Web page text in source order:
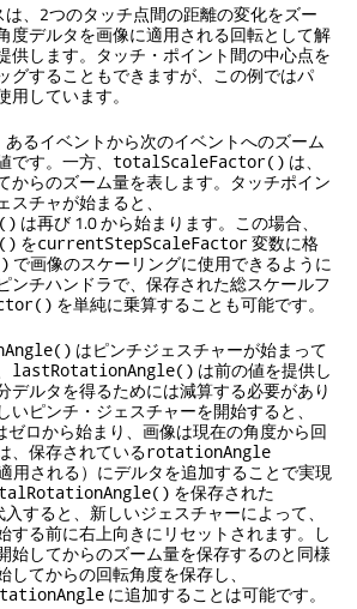
は、2つのタッチ点間の距離の変化をズー
度デルタを画像に適用される回転として解
供します。タッチ・ポイント間の中心点を
グすることもできますが、この例ではパ
しています。
あるイベントから次のイベントへのズーム
す。一方、 totalScaleFactor() は、
からのズーム量を表します。タッチポイン
スチャが始まると、
は再び 1.0 から始まります。この場合、
をcurrentStepScaleFactor変数に格
で画像のスケーリングに使用できるように
ンチハンドラで、保存された総スケールフ
を単純に乗算することも可能です。
はピンチジェスチャーが始まって
lastRotationAngle() は前の値を提供し
デルタを得るためには減算する必要があり
いピンチ・ジェスチャーを開始すると、
ゼロから始まり、画像は現在の角度から回
、保存されているrotationAngle
用される）にデルタを追加することで実現
を保存された
入すると、新しいジェスチャーによって、
する前に右上向きにリセットされます。し
始してからのズーム量を保存するのと同様
てからの回転角度を保存し、
に追加することは可能です。